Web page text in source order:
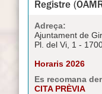
Registre
Adreça:
Ajuntament de
Pl. del Vi, 1 -
Horaris 2026
Es recomana
CITA PRÈVIA